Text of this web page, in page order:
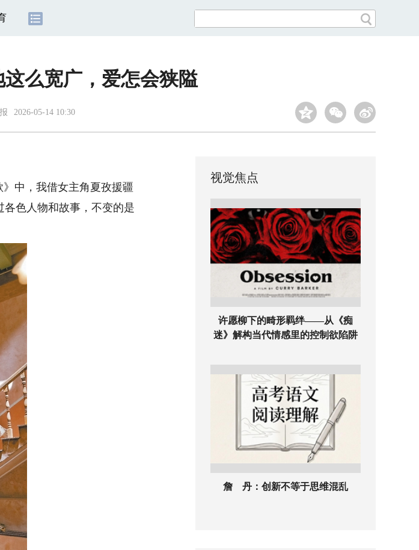
这么宽广，爱怎会狭隘
2026-05-14 10:30
中，我借女主角夏孜援疆
色人物和故事，不变的是
视觉焦点
许愿柳下的畸形羁绊——从《痴
迷》解构当代情感里的控制欲陷阱
詹 丹：创新不等于思维混乱